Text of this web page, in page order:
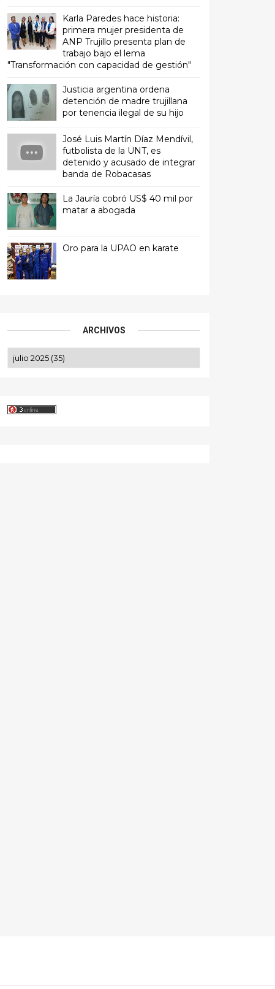
Karla Paredes hace historia:
primera mujer presidenta de
ANP Trujillo presenta plan de
trabajo bajo el lema
"Transformación con capacidad de gestión"
Justicia argentina ordena
detención de madre trujillana
por tenencia ilegal de su hijo
José Luis Martín Díaz Mendívil,
futbolista de la UNT, es
detenido y acusado de integrar
banda de Robacasas
La Jauría cobró US$ 40 mil por
matar a abogada
Oro para la UPAO en karate
ARCHIVOS